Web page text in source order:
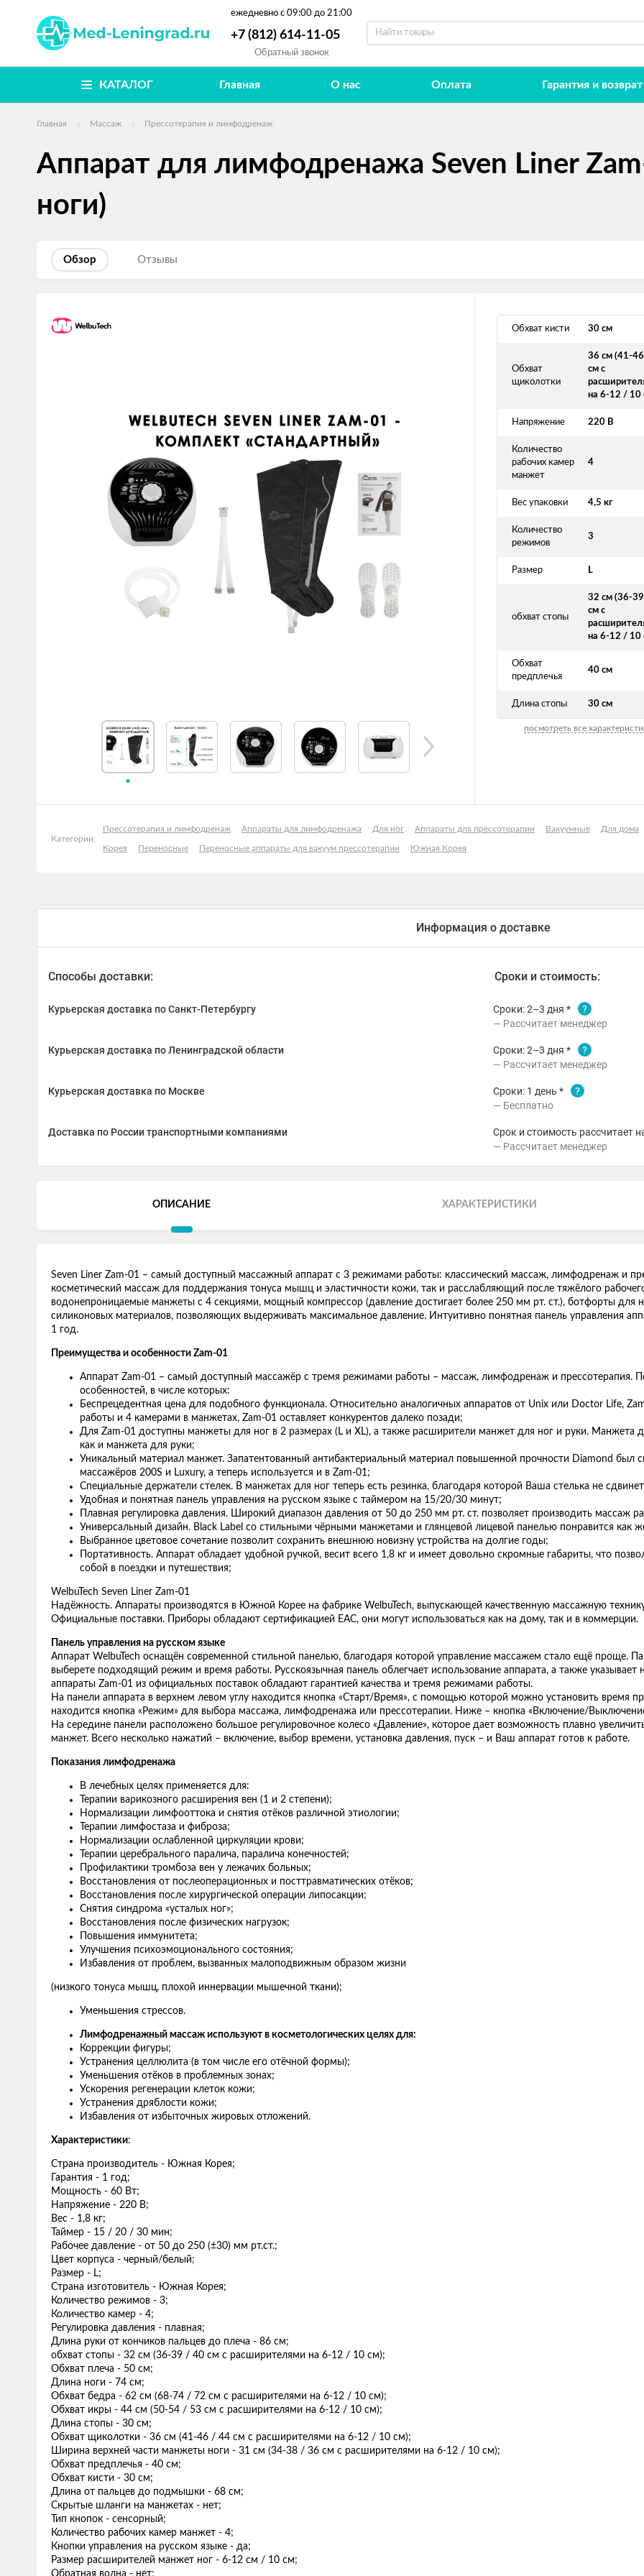
ежедневно с 09:00 до 21:00
+7 (812) 614-11-05
Обратный звонок
КАТАЛОГ Главная О нас Оплата Гарантия и возврат
Главная Массаж Прессотерапия и лимфодренаж
Аппарат для лимфодренажа Seven Liner
ноги)
Обзор Отзывы
Обхват кисти 30 см
Обхват
щиколотки
36 см (41-
см с
на 6-12 / 10
Напряжение 220 В
Количество
рабочих камер
манжет
4
Вес упаковки 4,5 кг
Количество
режимов
3
Размер L
обхват стопы
32 см (36-
см с
на 6-12 / 10
Обхват
предплечья
40 см
Длина стопы 30 см
посмотреть все
Категории:
Прессотерапия и лимфодренаж Аппараты для лимфодренажа Для ног Аппараты для прессотерапии Вакуумные Для дома
Корея Переносные Переносные аппараты для вакуум прессотерапии Южная Корея
Информация о доставке
Способы доставки: Сроки и стоимость:
Курьерская доставка по Санкт-Петербургу Сроки: 2–3 дня *
?
Рассчитает менеджер
Курьерская доставка по Ленинградской области Сроки: 2–3 дня *
?
Рассчитает менеджер
Курьерская доставка по Москве Сроки: 1 день *
?
Бесплатно
Доставка по России транспортными компаниями Срок и стоимость рассчитает
Рассчитает менеджер
ОПИСАНИЕ ХАРАКТЕРИСТИКИ
Seven Liner Zam-01 – самый доступный массажный аппарат с 3 режимами работы: классический массаж, лимфодренаж и
косметический массаж для поддержания тонуса мышц и эластичности кожи, так и расслабляющий после тяжёлого
водонепроницаемые манжеты с 4 секциями, мощный компрессор (давление достигает более 250 мм рт. ст.), ботфорты для
силиконовых материалов, позволяющих выдерживать максимальное давление. Интуитивно понятная панель управления
1 год.
Преимущества и особенности Zam-01
Аппарат Zam-01 – самый доступный массажёр с тремя режимами работы – массаж, лимфодренаж и прессотерапия.
особенностей, в числе которых:
Беспрецедентная цена для подобного функционала. Относительно аналогичных аппаратов от Unix или Doctor Life,
работы и 4 камерами в манжетах, Zam-01 оставляет конкурентов далеко позади;
Для Zam-01 доступны манжеты для ног в 2 размерах (L и XL), а также расширители манжет для ног и руки. Манжета
как и манжета для руки;
Уникальный материал манжет. Запатентованный антибактериальный материал повышенной прочности Diamond был
массажёров 200S и Luxury, а теперь используется и в Zam-01;
Специальные держатели стелек. В манжетах для ног теперь есть резинка, благодаря которой Ваша стелька не
Удобная и понятная панель управления на русском языке с таймером на 15/20/30 минут;
Плавная регулировка давления. Широкий диапазон давления от 50 до 250 мм рт. ст. позволяет производить массаж
Универсальный дизайн. Black Label со стильными чёрными манжетами и глянцевой лицевой панелью понравится как
Выбранное цветовое сочетание позволит сохранить внешнюю новизну устройства на долгие годы;
Портативность. Аппарат обладает удобной ручкой, весит всего 1,8 кг и имеет довольно скромные габариты, что
собой в поездки и путешествия;
WelbuTech Seven Liner Zam-01
Надёжность. Аппараты производятся в Южной Корее на фабрике WelbuTech, выпускающей качественную массажную
Официальные поставки. Приборы обладают сертификацией EAC, они могут использоваться как на дому, так и в коммерции.
Панель управления на русском языке
Аппарат WelbuTech оснащён современной стильной панелью, благодаря которой управление массажем стало ещё проще.
выберете подходящий режим и время работы. Русскоязычная панель облегчает использование аппарата, а также указывает
аппараты Zam-01 из официальных поставок обладают гарантией качества и тремя режимами работы.
На панели аппарата в верхнем левом углу находится кнопка «Старт/Время», с помощью которой можно установить время
находится кнопка «Режим» для выбора массажа, лимфодренажа или прессотерапии. Ниже – кнопка «Включение/
На середине панели расположено большое регулировочное колесо «Давление», которое дает возможность плавно
манжет. Всего несколько нажатий – включение, выбор времени, установка давления, пуск – и Ваш аппарат готов к работе.
Показания лимфодренажа
В лечебных целях применяется для:
Терапии варикозного расширения вен (1 и 2 степени);
Нормализации лимфооттока и снятия отёков различной этиологии;
Терапии лимфостаза и фиброза;
Нормализации ослабленной циркуляции крови;
Терапии церебрального паралича, паралича конечностей;
Профилактики тромбоза вен у лежачих больных;
Восстановления от послеоперационных и посттравматических отёков;
Восстановления после хирургической операции липосакции;
Снятия синдрома «усталых ног»;
Восстановления после физических нагрузок;
Повышения иммунитета;
Улучшения психоэмоционального состояния;
Избавления от проблем, вызванных малоподвижным образом жизни
(низкого тонуса мышц, плохой иннервации мышечной ткани);
Уменьшения стрессов.
Лимфодренажный массаж используют в косметологических целях для:
Коррекции фигуры;
Устранения целлюлита (в том числе его отёчной формы);
Уменьшения отёков в проблемных зонах;
Ускорения регенерации клеток кожи;
Устранения дряблости кожи;
Избавления от избыточных жировых отложений.
Характеристики:
Страна производитель - Южная Корея;
Гарантия - 1 год;
Мощность - 60 Вт;
Напряжение - 220 В;
Вес - 1,8 кг;
Таймер - 15 / 20 / 30 мин;
Рабочее давление - от 50 до 250 (±30) мм рт.ст.;
Цвет корпуса - черный/белый;
Размер - L;
Страна изготовитель - Южная Корея;
Количество режимов - 3;
Количество камер - 4;
Регулировка давления - плавная;
Длина руки от кончиков пальцев до плеча - 86 см;
обхват стопы - 32 см (36-39 / 40 см с расширителями на 6-12 / 10 см);
Обхват плеча - 50 см;
Длина ноги - 74 см;
Обхват бедра - 62 см (68-74 / 72 см с расширителями на 6-12 / 10 см);
Обхват икры - 44 см (50-54 / 53 см с расширителями на 6-12 / 10 см);
Длина стопы - 30 см;
Обхват щиколотки - 36 см (41-46 / 44 см с расширителями на 6-12 / 10 см);
Ширина верхней части манжеты ноги - 31 см (34-38 / 36 см с расширителями на 6-12 / 10 см);
Обхват предплечья - 40 см;
Обхват кисти - 30 см;
Длина от пальцев до подмышки - 68 см;
Скрытые шланги на манжетах - нет;
Тип кнопок - сенсорный;
Количество рабочих камер манжет - 4;
Кнопки управления на русском языке - да;
Размер расширителей манжет ног - 6-12 см / 10 см;
Обратная волна - нет;